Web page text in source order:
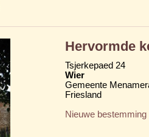
Hervormde
Tsjerkepaed 24
Wier
Gemeente
Friesland
Nieuwe bestemming